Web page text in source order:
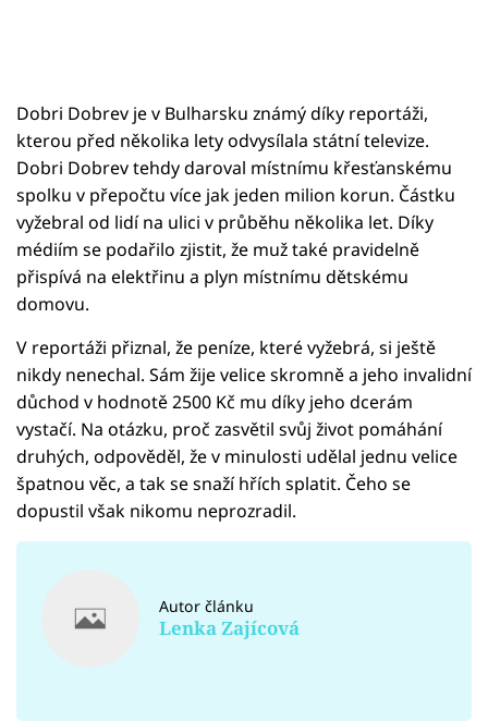
Dobri Dobrev je v Bulharsku známý díky reportáži,
kterou před několika lety odvysílala státní televize.
Dobri Dobrev tehdy daroval místnímu křesťanskému
spolku v přepočtu více jak jeden milion korun. Částku
vyžebral od lidí na ulici v průběhu několika let. Díky
médiím se podařilo zjistit, že muž také pravidelně
přispívá na elektřinu a plyn místnímu dětskému
domovu.
V reportáži přiznal, že peníze, které vyžebrá, si ještě
nikdy nenechal. Sám žije velice skromně a jeho invalidní
důchod v hodnotě 2500 Kč mu díky jeho dcerám
vystačí. Na otázku, proč zasvětil svůj život pomáhání
druhých, odpověděl, že v minulosti udělal jednu velice
špatnou věc, a tak se snaží hřích splatit. Čeho se
dopustil však nikomu neprozradil.
Autor článku
Lenka Zajícová